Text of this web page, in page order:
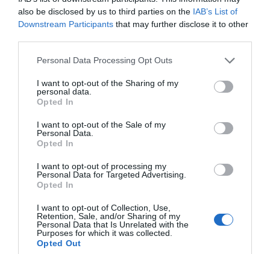
also be disclosed by us to third parties on the IAB’s List of
Downstream Participants that may further disclose it to other
Personal Data Processing Opt Outs
I want to opt-out of the Sharing of my
personal data.
Opted In
I want to opt-out of the Sale of my
Personal Data.
Opted In
I want to opt-out of processing my
Personal Data for Targeted Advertising.
Opted In
I want to opt-out of Collection, Use,
Retention, Sale, and/or Sharing of my
Personal Data that Is Unrelated with the
Purposes for which it was collected.
Opted Out
poi le lacrime: MotoGP Silverstone,
hi...